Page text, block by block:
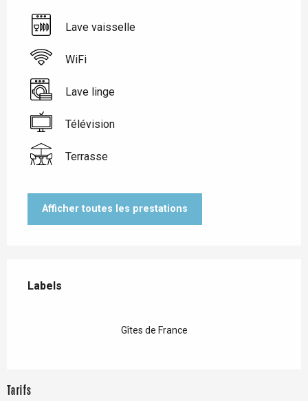
Lave vaisselle
WiFi
Lave linge
Télévision
Terrasse
Afficher toutes les prestations
Labels
Labels
Gîtes de France
Tarifs